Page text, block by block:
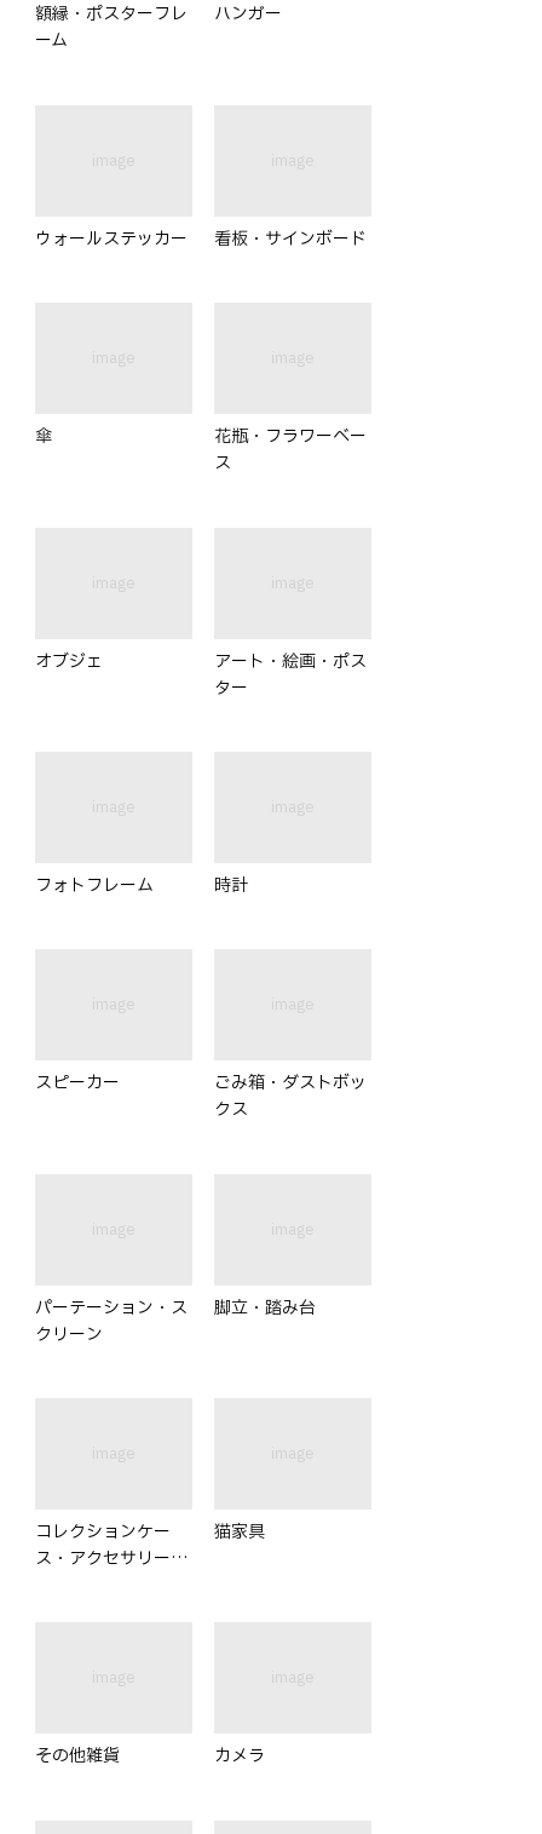
額縁・ポスターフレ
ーム
ハンガー
image
ウォールステッカー
image
看板・サインボード
image
傘
image
花瓶・フラワーベー
ス
image
オブジェ
image
アート・絵画・ポス
ター
image
フォトフレーム
image
時計
image
スピーカー
image
ごみ箱・ダストボッ
クス
image
パーテーション・ス
クリーン
image
脚立・踏み台
image
コレクションケー
ス・アクセサリー収
image
猫家具
image
その他雑貨
image
カメラ